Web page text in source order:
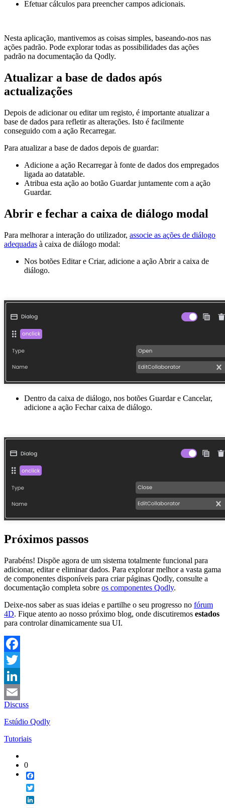
Efetuar cálculos para preencher campos adicionais.
Nesta aplicação, mantivemos as coisas simples, baseando-nos nas
ações padrão. Pode explorar todas as possibilidades das ações
padrão na documentação da Qodly.
Atualizar a base de dados após
actualizações
Depois de adicionar ou editar um registo, é importante atualizar a
base de dados para refletir as alterações. Isto é facilmente
conseguido com a ação Recarregar.
Para atualizar a base de dados depois de guardar:
Adicione a ação Recarregar à fonte de dados dos empregados
ligada ao datatable.
Atribua esta ação ao botão Guardar juntamente com a ação
Guardar.
Abrir e fechar a caixa de diálogo modal
Para melhorar a interação do utilizador, associe as ações de diálogo
adequadas à caixa de diálogo modal:
Nos botões Editar e Criar, adicione a ação Abrir a caixa de
diálogo.
Dentro da caixa de diálogo, nos botões Guardar e Cancelar,
adicione a ação Fechar caixa de diálogo.
Próximos passos
Parabéns! Dispõe agora de um sistema totalmente funcional para
adicionar, editar e eliminar dados. Para explorar melhor a vasta gama
de componentes disponíveis para criar páginas Qodly, consulte a
documentação completa sobre os componentes Qodly.
Deixe-nos saber as suas ideias e partilhe o seu progresso no fórum
4D. Fique atento ao nosso próximo blog, onde discutiremos estados
para controlar dinamicamente sua UI.
Facebook
Twitter
LinkedIn
Email
Discuss
Estúdio Qodly
Tutoriais
0